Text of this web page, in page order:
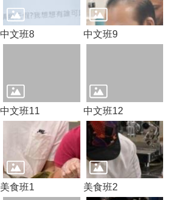
中文班8 中文班9
中文班11 中文班12
美食班1 美食班2